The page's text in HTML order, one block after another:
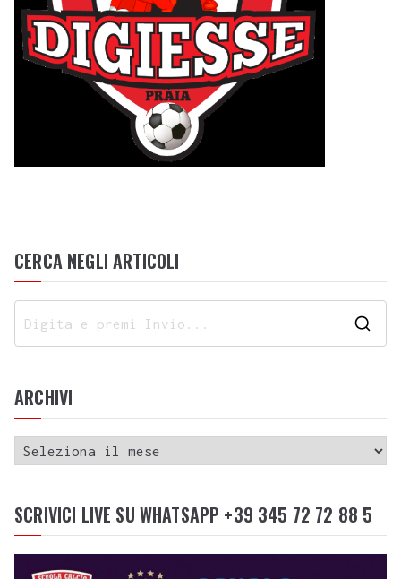
CERCA NEGLI ARTICOLI
ARCHIVI
SCRIVICI LIVE SU WHATSAPP +39 345 72 72 88 5